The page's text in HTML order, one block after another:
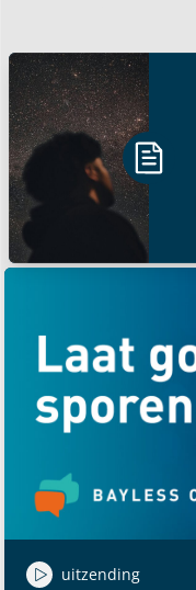
uitzending